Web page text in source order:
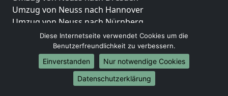
Umzug von Neuss nach Hannover
Umzug von Neuss nach Nürnberg
Umzug von Neuss nach Duisburg
Umzug von Neuss nach Bochum
Umzug von Neuss nach Wuppertal
Umzug von Neuss nach Bielefeld
Umzug von Neuss nach Bonn
Diese Internetseite verwendet Cookies um die
Benutzerfreundlichkeit zu verbessern.
Einverstanden
Nur notwendige Cookies
Datenschutzerklärung